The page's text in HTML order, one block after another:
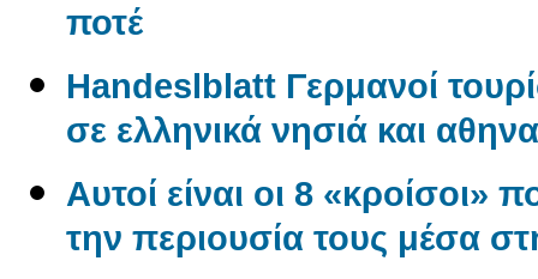
ποτέ
Handeslblatt Γερμανοί
σε ελληνικά νησιά και
Αυτοί είναι οι 8 «κροίσοι»
την περιουσία τους μέσα